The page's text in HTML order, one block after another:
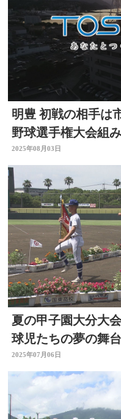
明豊 初戦の相手は
野球選手権大会組
2025年08月03日
夏の甲子園大分
球児たちの夢の舞
2025年07月06日